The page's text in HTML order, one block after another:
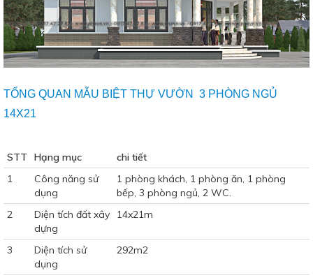
TỔNG QUAN MẪU BIỆT THỰ VƯỜN 3 PHÒNG NGỦ
14X21
STT Hạng mục
chi tiết
1
Công năng sử
dụng
1 phòng khách, 1 phòng ăn, 1 phòng
bếp, 3 phòng ngủ, 2 WC.
2
Diện tích đất xây
dựng
14x21m
3
Diện tích sử
dụng
292m2